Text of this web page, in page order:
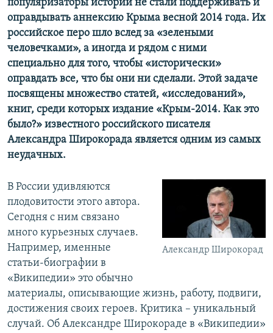
популяризаторы истории не стали поддерживать и
оправдывать аннексию Крыма весной 2014 года. Их
российское перо шло вслед за «зелеными
человечками», а иногда и рядом с ними
специально для того, чтобы «исторически»
оправдать все, что бы они ни сделали. Этой задаче
посвящены множество статей, «исследований»,
книг, среди которых издание «Крым-2014. Как это
было?» известного российского писателя
Александра Широкорада является одним из самых
неудачных.
Александр Широкорад
В России удивляются
плодовитости этого автора.
Сегодня с ним связано
много курьезных случаев.
Например, именные
статьи-биографии в
«Википедии» это обычно
материалы, описывающие жизнь, работу, подвиги,
достижения своих героев. Критика – уникальный
случай. Об Александре Широкораде в «Википедии»